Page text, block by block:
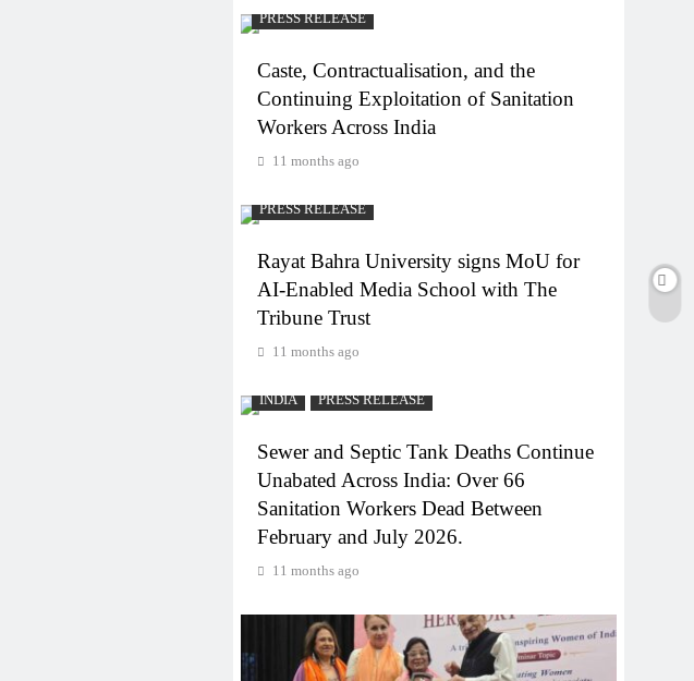
PRESS RELEASE
Caste, Contractualisation, and the
Continuing Exploitation of Sanitation
Workers Across India
11 months ago
PRESS RELEASE
Rayat Bahra University signs MoU for
AI-Enabled Media School with The
Tribune Trust
11 months ago
INDIA PRESS RELEASE
Sewer and Septic Tank Deaths Continue
Unabated Across India: Over 66
Sanitation Workers Dead Between
February and July 2026.
11 months ago